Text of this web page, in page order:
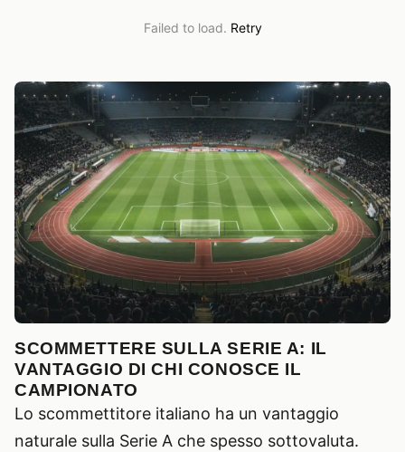
Failed to load. Retry
SCOMMETTERE SULLA SERIE A: IL
VANTAGGIO DI CHI CONOSCE IL
CAMPIONATO
Lo scommettitore italiano ha un vantaggio
naturale sulla Serie A che spesso sottovaluta.